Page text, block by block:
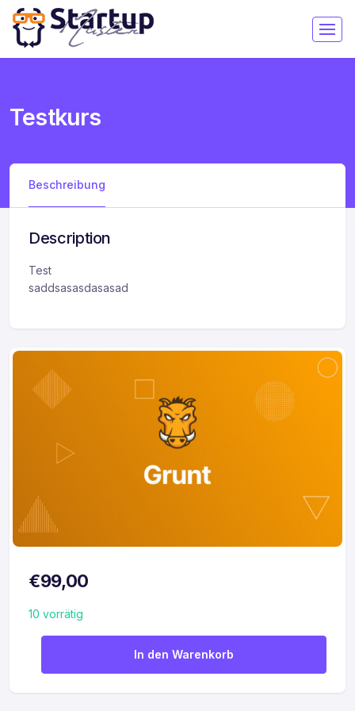
Testkurs
Beschreibung
Description
Test
saddsasasdasasad
€99,00
10 vorrätig
In den Warenkorb